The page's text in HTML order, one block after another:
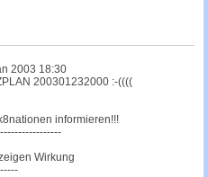
2003 18:30
200301232000 :-((((
informieren!!!
Wirkung